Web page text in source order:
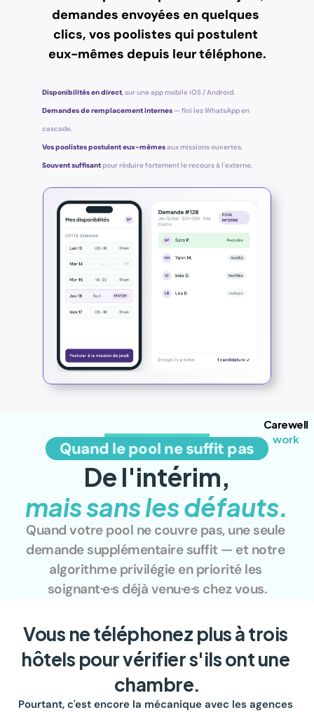
demandes envoyées en quelques
clics, vos poolistes qui postulent
eux-mêmes depuis leur téléphone.
Disponibilités en direct, sur une app mobile iOS / Android.
Demandes de remplacement internes — fini les WhatsApp en
cascade.
Vos poolistes postulent eux-mêmesaux missions ouvertes.
Souvent suffisantpour réduire fortement le recours à l'externe.
Quand le pool ne suffit pas
De l'intérim,
mais sans les défauts.
Quand votre pool ne couvre pas, une seule
demande supplémentaire suffit — et notre
algorithme privilégie en priorité les
soignant·e·s déjà venu·e·s chez vous.
Vous ne téléphonez plus à trois
hôtels pour vérifier s'ils ont une
chambre.
Pourtant, c'est encore la mécanique avec les agences
Carewell
work